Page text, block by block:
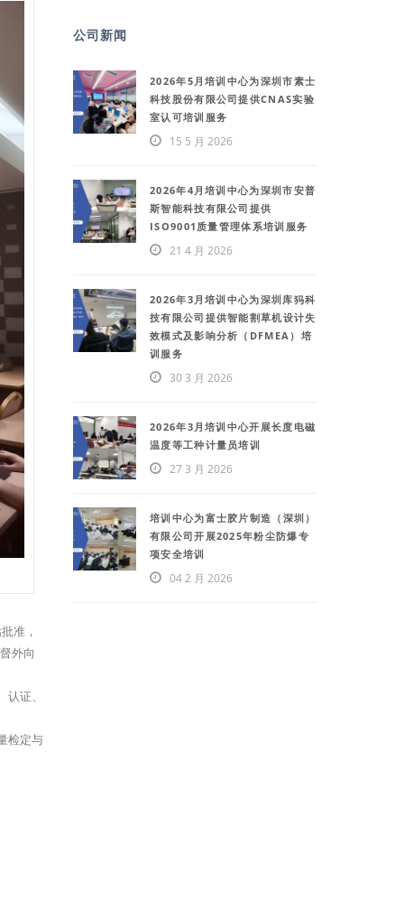
准，
外向
证、
检定与
公司新闻
2026年5月培训中心为深圳市素士
科技股份有限公司提供CNAS实验
室认可培训服务
15 5 月 2026
2026年4月培训中心为深圳市安普
斯智能科技有限公司提供
ISO9001质量管理体系培训服务
21 4 月 2026
2026年3月培训中心为深圳库犸科
技有限公司提供智能割草机设计失
效模式及影响分析（DFMEA）培
训服务
30 3 月 2026
2026年3月培训中心开展长度电磁
温度等工种计量员培训
27 3 月 2026
培训中心为富士胶片制造（深圳）
有限公司开展2025年粉尘防爆专
项安全培训
04 2 月 2026